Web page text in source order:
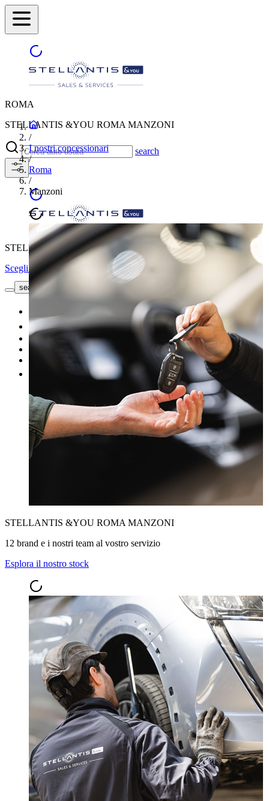
ROMA
STELLANTIS &YOU ROMA MANZONI
search
STELLANTIS &YOU ROMA MANZONI
Scegli un'altra città
search button - icon
Usato
Le nostre offerte
I nostri brand
Vendi un'auto
/
I nostri concessionari
/
Roma
/
Manzoni
STELLANTIS &YOU ROMA MANZONI
12 brand e i nostri team al vostro servizio
Esplora il nostro stock